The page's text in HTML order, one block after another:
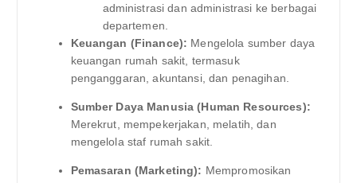
administrasi dan administrasi ke berbagai
departemen.
Keuangan (Finance): Mengelola sumber daya
keuangan rumah sakit, termasuk
penganggaran, akuntansi, dan penagihan.
Sumber Daya Manusia (Human Resources):
Merekrut, mempekerjakan, melatih, dan
mengelola staf rumah sakit.
Pemasaran (Marketing): Mempromosikan